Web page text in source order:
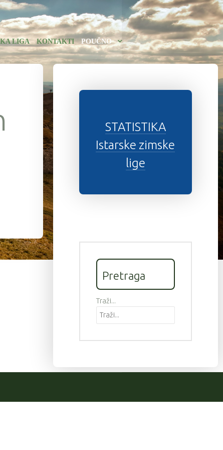
LIGA KONTAKTI POUČNO
STATISTIKA
Istarske zimske
lige
Pretraga
Traži...